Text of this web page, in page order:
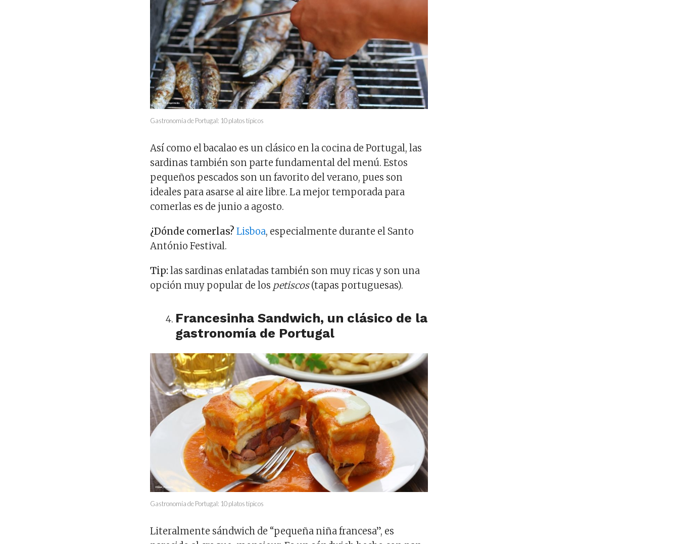
Gastronomía de Portugal: 10 platos típicos
Así como el bacalao es un clásico en la cocina de Portugal, las
sardinas también son parte fundamental del menú. Estos
pequeños pescados son un favorito del verano, pues son
ideales para asarse al aire libre. La mejor temporada para
comerlas es de junio a agosto.
¿Dónde comerlas? Lisboa, especialmente durante el Santo
António Festival.
Tip:las sardinas enlatadas también son muy ricas y son una
opción muy popular de los petiscos(tapas portuguesas).
Francesinha Sandwich, un clásico de la
gastronomía de Portugal
Gastronomía de Portugal: 10 platos típicos
Literalmente sándwich de “pequeña niña francesa”, es